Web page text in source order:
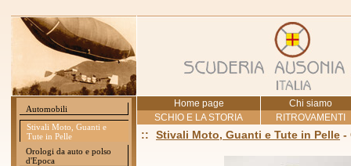
Automobili
Stivali Moto, Guanti e
Tute in Pelle
Orologi da auto e polso
d'Epoca
Home page
Chi siamo
SCHIO E LA STORIA
RITROVAMENTI
:: Stivali Moto, Guanti e Tute in Pelle -